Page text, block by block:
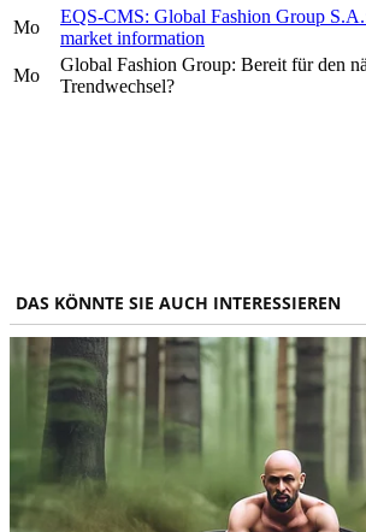
Mo
EQS-CMS: Global Fashion Group
market information
Mo
Global Fashion Group: Bereit für den
Trendwechsel?